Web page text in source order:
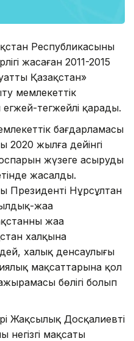
Республикасының
жасаған 2011-2015
Қазақстан»
мемлекеттік
тегжейлі қарады.
бағдарламасы
2020 жылға дейінгі
жүзеге асырудың
жасалды.
Президенті Нұрсұлтан
жаңа
жаңа
халқына
халық денсаулығы
мақсаттарына қол
бөлігі болып
Жақсылық Досқалиевтің
негізгі мақсаты